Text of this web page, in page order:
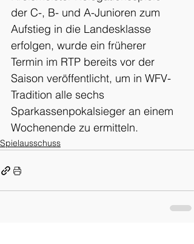
der C-, B- und A-Junioren zum
Aufstieg in die Landesklasse
erfolgen, wurde ein früherer
Termin im RTP bereits vor der
Saison veröffentlicht, um in WFV-
Tradition alle sechs
Sparkassenpokalsieger an einem
Wochenende zu ermitteln.
Spielausschuss